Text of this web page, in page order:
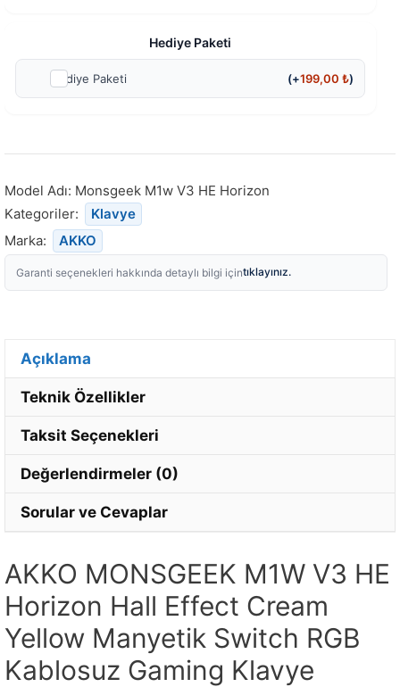
Hediye Paketi
Hediye Paketi (+199,00₺)
Model Adı: Monsgeek M1w V3 HE Horizon
Kategoriler:
Klavye
Marka:
AKKO
Garanti seçenekleri hakkında detaylı bilgi içintıklayınız.
Açıklama
Teknik Özellikler
Taksit Seçenekleri
Değerlendirmeler (0)
Sorular ve Cevaplar
AKKO MONSGEEK M1W V3 HE
Horizon Hall Effect Cream
Yellow Manyetik Switch RGB
Kablosuz Gaming Klavye